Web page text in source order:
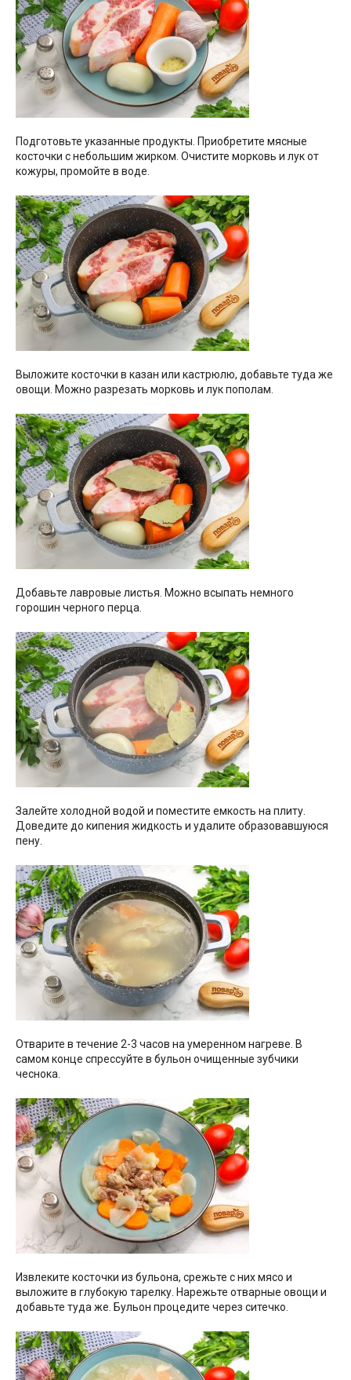
Подготовьте указанные продукты. Приобретите мясные
косточки с небольшим жирком. Очистите морковь и лук от
кожуры, промойте в воде.
Выложите косточки в казан или кастрюлю, добавьте туда же
овощи. Можно разрезать морковь и лук пополам.
Добавьте лавровые листья. Можно всыпать немного
горошин черного перца.
Залейте холодной водой и поместите емкость на плиту.
Доведите до кипения жидкость и удалите образовавшуюся
пену.
Отварите в течение 2-3 часов на умеренном нагреве. В
самом конце спрессуйте в бульон очищенные зубчики
чеснока.
Извлеките косточки из бульона, срежьте с них мясо и
выложите в глубокую тарелку. Нарежьте отварные овощи и
добавьте туда же. Бульон процедите через ситечко.